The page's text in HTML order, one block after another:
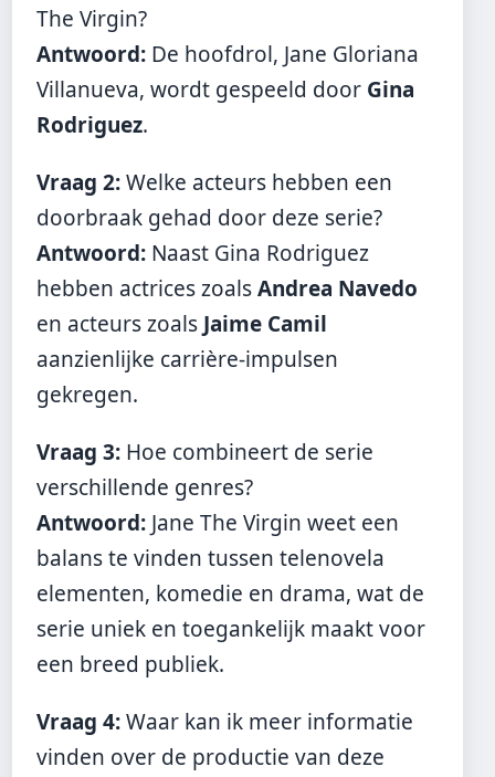
The Virgin?
Antwoord: De hoofdrol, Jane Gloriana
Villanueva, wordt gespeeld door Gina
Rodriguez.
Vraag 2:Welke acteurs hebben een
doorbraak gehad door deze serie?
Antwoord: Naast Gina Rodriguez
hebben actrices zoalsAndrea Navedo
en acteurs zoals Jaime Camil
aanzienlijke carrière-impulsen
gekregen.
Vraag 3: Hoe combineert de serie
verschillende genres?
Antwoord: Jane The Virgin weet een
balans te vinden tussen telenovela
elementen, komedie en drama, wat de
serie uniek en toegankelijk maakt voor
een breed publiek.
Vraag 4:Waar kan ik meer informatie
vinden over de productie van deze